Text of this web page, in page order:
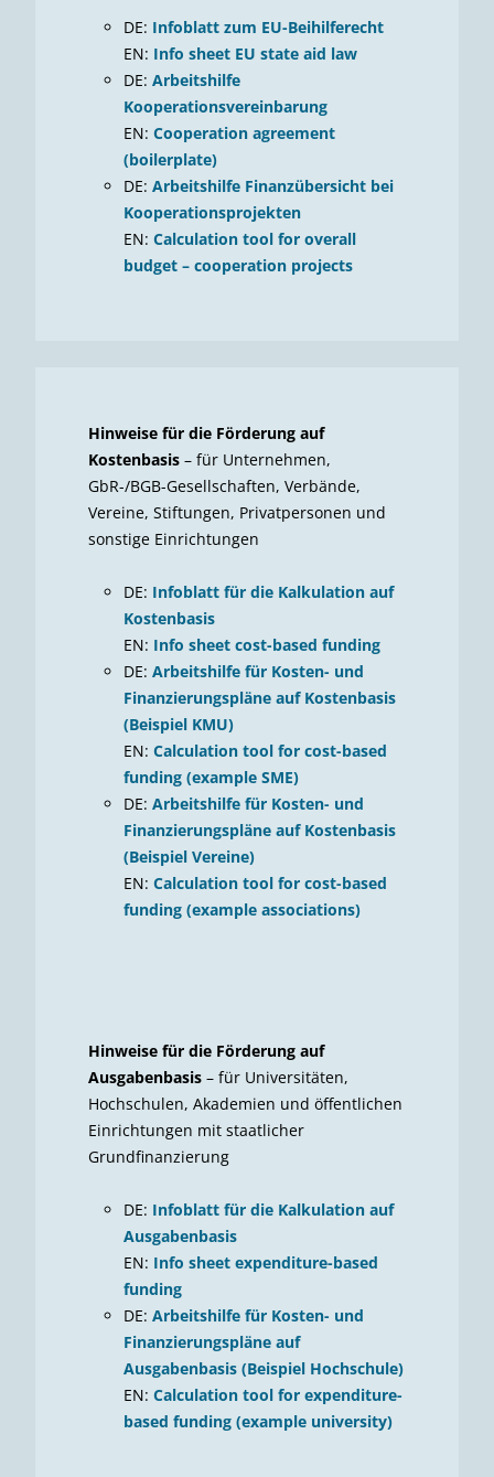
DE: Infoblatt zum EU-Beihilferecht
EN: Info sheet EU state aid law
DE: Arbeitshilfe
Kooperationsvereinbarung
EN: Cooperation agreement
(boilerplate)
DE: Arbeitshilfe Finanzübersicht bei
Kooperationsprojekten
EN: Calculation tool for overall
budget – cooperation projects
Hinweise für die Förderung auf
Kostenbasis – für Unternehmen,
GbR-/BGB-Gesellschaften, Verbände,
Vereine, Stiftungen, Privatpersonen und
sonstige Einrichtungen
DE: Infoblatt für die Kalkulation auf
Kostenbasis
EN: Info sheet cost-based funding
DE: Arbeitshilfe für Kosten- und
Finanzierungspläne auf Kostenbasis
(Beispiel KMU)
EN: Calculation tool for cost-based
funding (example SME)
DE: Arbeitshilfe für Kosten- und
Finanzierungspläne auf Kostenbasis
(Beispiel Vereine)
EN: Calculation tool for cost-based
funding (example associations)
Hinweise für die Förderung auf
Ausgabenbasis – für Universitäten,
Hochschulen, Akademien und öffentlichen
Einrichtungen mit staatlicher
Grundfinanzierung
DE: Infoblatt für die Kalkulation auf
Ausgabenbasis
EN: Info sheet expenditure-based
funding
DE: Arbeitshilfe für Kosten- und
Finanzierungspläne auf
Ausgabenbasis (Beispiel Hochschule)
EN: Calculation tool for expenditure-
based funding (example university)